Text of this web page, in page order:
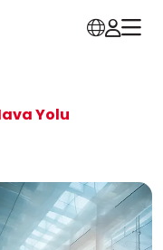
Yolu